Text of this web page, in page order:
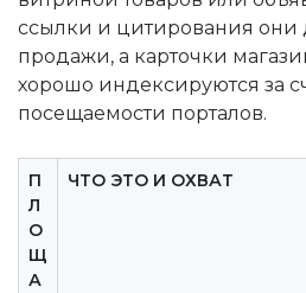
ссылки и цитирования они
продажи, а карточки
хорошо индексируются за
посещаемости порталов.
П
Л
О
Щ
А
ЧТО ЭТО И ОХВАТ